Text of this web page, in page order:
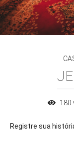
180
Registre sua